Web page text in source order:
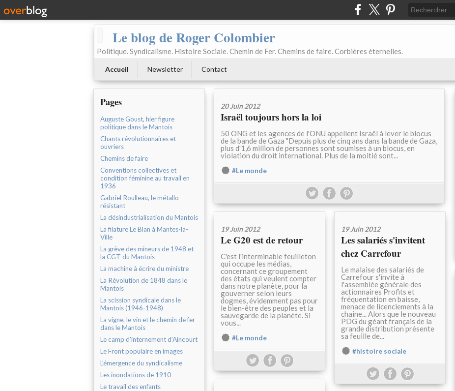
Le blog de Roger Colombier
Politique. Syndicalisme. Histoire Sociale. Chemin de Fer. Chemins de faire. Corbières éternelles.
Accueil Newsletter Contact
Pages
Auguste Goust, hier figure
politique dans le Mantois
Chants révolutionnaires et
ouvriers
Chemins de faire
Conventions collectives et
condition féminine au travail en
1936
Gabriel Roulleau, le métallo
résistant
La désindustrialisation du Mantois
La filature Le Blan à Mantes-la-
Ville
La grève des mineurs de 1948 et
la CGT du Mantois
La machine à écrire du ministre
La Révolution de 1848 dans le
Mantois
La scission syndicale dans le
Mantois (1946-1948)
La vigne, le vin et le chemin de fer
dans le Mantois
Le camp d'internement d'Aincourt
Le Front populaire en images
L'émergence du syndicalisme
Les inondations de 1910
Le travail des enfants
20 Juin 2012
Israël toujours hors la loi
50 ONG et les agences de l'ONU appellent Israël à lever le blocus
de la bande de Gaza "Depuis plus de cinq ans dans la bande de Gaza,
plus d'1,6 million de personnes sont soumises à un blocus, en
violation du droit international. Plus de la moitié sont...
#Le monde
19 Juin 2012
Le G20 est de retour
C'est l'interminable feuilleton
qui occupe les médias,
concernant ce groupement
des états qui veulent compter
dans notre planète, pour la
gouverner selon leurs
dogmes, évidemment pas pour
le bien-être des peuples et la
sauvegarde de la planète. Si
vous...
#Le monde
19 Juin 2012
Les salariés s'invitent
chez Carrefour
Le malaise des salariés de
Carrefour s'invite à
l'assemblée générale des
actionnaires Profits et
fréquentation en baisse,
menace de licenciements à la
chaîne... Alors que le nouveau
PDG du géant français de la
grande distribution présente
sa feuille de...
#histoire sociale